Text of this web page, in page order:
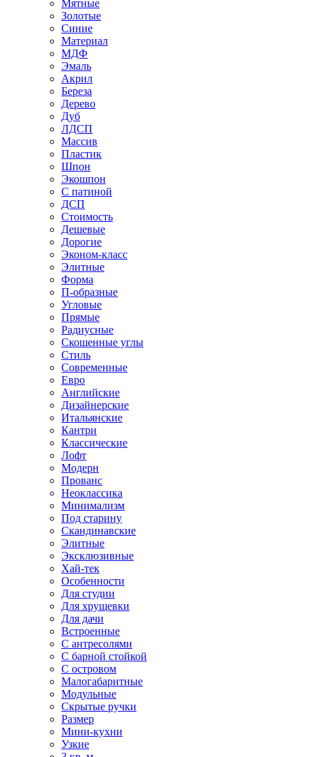
Мятные
Золотые
Синие
Материал
МДФ
Эмаль
Акрил
Береза
Дерево
Дуб
ЛДСП
Массив
Пластик
Шпон
Экошпон
С патиной
ДСП
Стоимость
Дешевые
Дорогие
Эконом-класс
Элитные
Форма
П-образные
Угловые
Прямые
Радиусные
Скошенные углы
Стиль
Современные
Евро
Английские
Дизайнерские
Итальянские
Кантри
Классические
Лофт
Модерн
Прованс
Неоклассика
Минимализм
Под старину
Скандинавские
Элитные
Эксклюзивные
Хай-тек
Особенности
Для студии
Для хрущевки
Для дачи
Встроенные
С антресолями
С барной стойкой
С островом
Малогабаритные
Модульные
Скрытые ручки
Размер
Мини-кухни
Узкие